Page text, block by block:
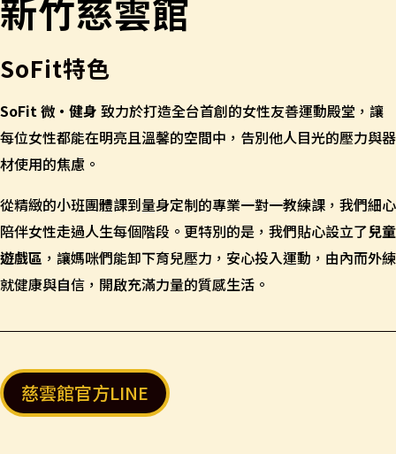
新竹慈雲館
SoFit特色
SoFit 微‧健身 致力於打造全台首創的女性友善運動殿堂，讓
每位女性都能在明亮且溫馨的空間中，告別他人目光的壓力與器
材使用的焦慮。
從精緻的小班團體課到量身定制的專業一對一教練課，我們細心
陪伴女性走過人生每個階段。更特別的是，我們貼心設立了兒童
遊戲區 ，讓媽咪們能卸下育兒壓力，安心投入運動，由內而外練
就健康與自信，開啟充滿力量的質感生活。
慈雲館官方LINE